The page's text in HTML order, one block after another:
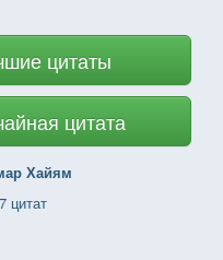
цитаты
цитата
Хайям
цитат